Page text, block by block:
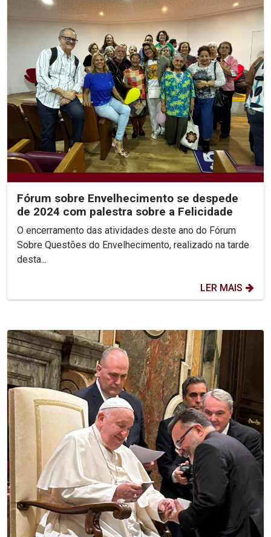
Fórum sobre Envelhecimento se despede
de 2024 com palestra sobre a Felicidade
O encerramento das atividades deste ano do Fórum
Sobre Questões do Envelhecimento, realizado na tarde
desta...
LER MAIS